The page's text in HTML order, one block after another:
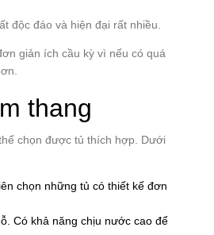
độc đáo và hiện đại rất nhiều.
giản ích cầu kỳ vì nếu có quá
thang
chọn được tủ thích hợp. Dưới
chọn những tủ có thiết kế đơn
Có khả năng chịu nước cao để